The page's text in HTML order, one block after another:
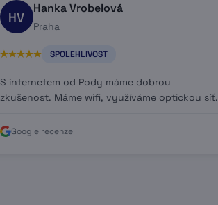
HV
Hanka Vrobelová
Praha
SPOLEHLIVOST
S internetem od Pody máme dobrou
zkušenost. Máme wifi, využíváme optickou síť.
Google recenze